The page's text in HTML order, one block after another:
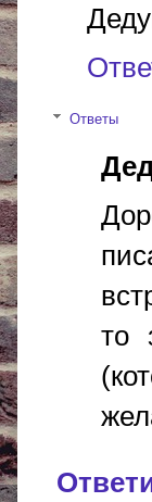
Ответы
то